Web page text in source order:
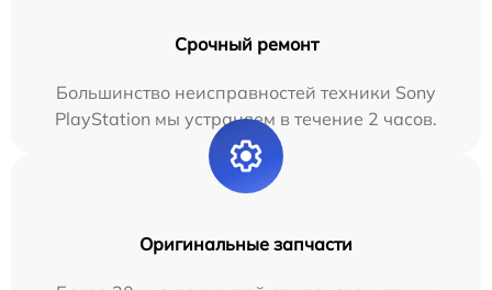
Срочный ремонт
Большинство неисправностей техники Sony
PlayStation мы устраняем в течение 2 часов.
Оригинальные запчасти